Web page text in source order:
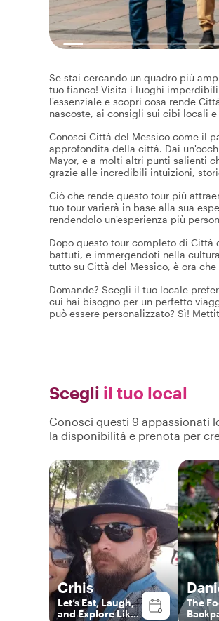
Se stai cercando un quadro più
tuo fianco! Visita i luoghi
l'essenziale e scopri cosa rende
nascoste, ai consigli sui cibi locali
Conosci Città del Messico come il
approfondita della città. Dai
Mayor, e a molti altri punti salienti
grazie alle incredibili intuizioni,
Ciò che rende questo tour più
tuo tour varierà in base alla sua
rendendolo un'esperienza più
Dopo questo tour completo di
battuti, e immergendoti nella
tutto su Città del Messico, è ora
Domande? Scegli il tuo locale
cui hai bisogno per un perfetto
può essere personalizzato? Sì!
Scegli il tuo local
Conosci questi 9 appassionati
la disponibilità e prenota per
Crhis
Let’s Eat, Laugh,
and Explore Like
The